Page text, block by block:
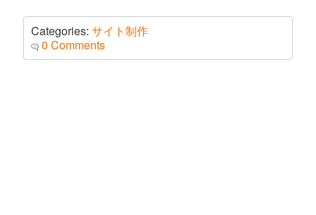
Categories: サイト制作
0 Comments